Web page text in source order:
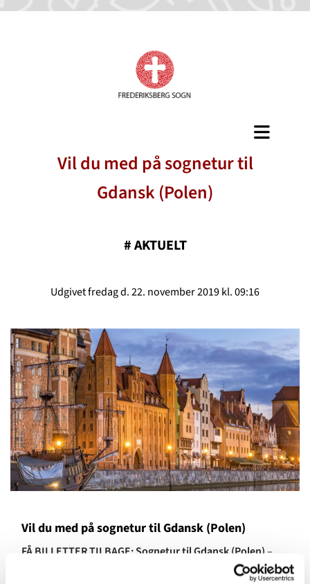
Vil du med på sognetur til
Gdansk (Polen)
#AKTUELT
Udgivet fredag d. 22. november 2019 kl. 09:16
Vil du med på sognetur til Gdansk (Polen)
FÅ BILLETTER TILBAGE: Sognetur til Gdansk (Polen)–